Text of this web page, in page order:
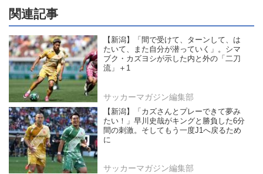
関連記事
【新潟】「間で受けて、ターンして、は
たいて、また自分が潜っていく」。シマ
ブク・カズヨシが示した内と外の「二刀
流」＋1
サッカーマガジン編集部
【新潟】「カズさんとプレーできて夢み
たい！」早川史哉がキングと勝負した6分
間の刺激。そしてもう一度J1へ戻るため
に
サッカーマガジン編集部